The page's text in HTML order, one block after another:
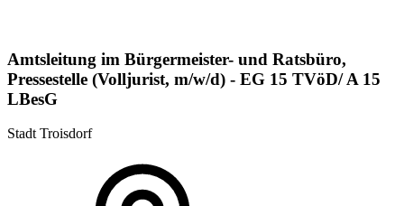
Amtsleitung im Bürgermeister- und Ratsbüro,
Pressestelle (Volljurist, m/w/d) - EG 15 TVöD/ A 15
LBesG
Stadt Troisdorf